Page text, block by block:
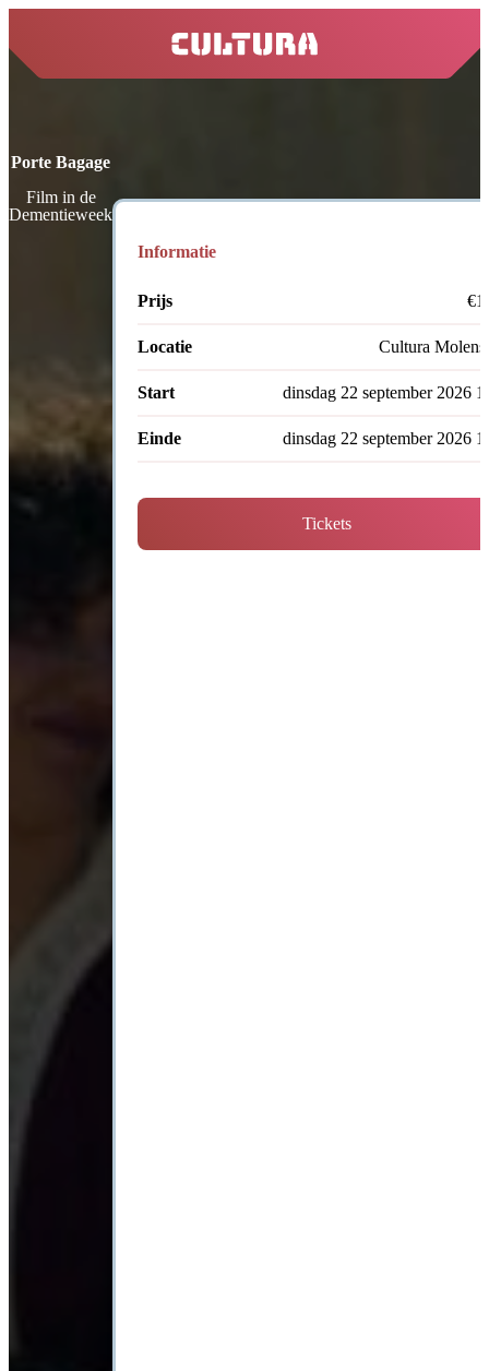
home
Porte Bagage
Film in de
Dementieweek
Informatie
Prijs
Locatie Cultura
Start dinsdag 22 september 2026
Einde dinsdag 22 september 2026
Tickets